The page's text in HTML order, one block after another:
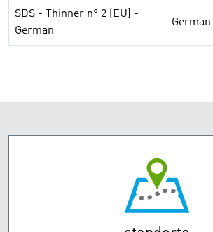
SDS - Thinner n° 2 (EU) -
German
German